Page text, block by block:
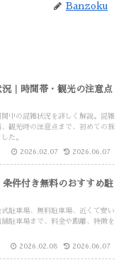
Banzoku
｜時間帯・観光の注意点
中の混雑状況を詳しく解説。混雑
観光時の注意点まで、初めての旅
た。
2026.02.07 2026.06.07
条件付き無料のおすすめ駐
駐車場、無料駐車場、近くて安い
駐車場まで、料金や距離、特徴を
2026.02.08 2026.06.07